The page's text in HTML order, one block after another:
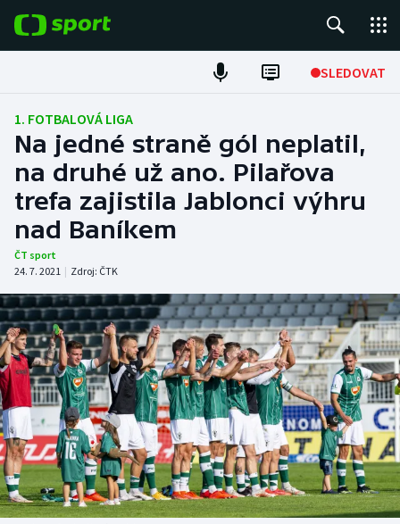
SLEDOVAT
Fotbal
Hokej
Tenis
Atletika
DALŠÍ SPORTY
Americký fotbal
Baseball a softbal
Basketbal
Biatlon
NEPŘEHLÉDNĚTE
Soutěže
Historické návraty
Aplikace ČT sport
1. FOTBALOVÁ LIGA
Na jedné straně gól neplatil,
na druhé už ano. Pilařova
trefa zajistila Jablonci výhru
nad Baníkem
ČT sport
24. 7. 2021 | Zdroj: ČTK